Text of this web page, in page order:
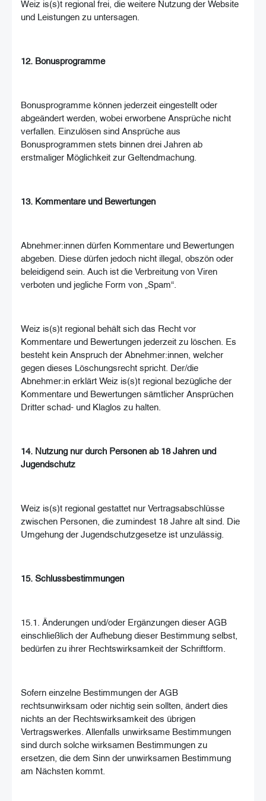
Weiz is(s)t regional frei, die weitere Nutzung der Website
und Leistungen zu untersagen.
12. Bonusprogramme
Bonusprogramme können jederzeit eingestellt oder
abgeändert werden, wobei erworbene Ansprüche nicht
verfallen. Einzulösen sind Ansprüche aus
Bonusprogrammen stets binnen drei Jahren ab
erstmaliger Möglichkeit zur Geltendmachung.
13. Kommentare und Bewertungen
Abnehmer:innen dürfen Kommentare und Bewertungen
abgeben. Diese dürfen jedoch nicht illegal, obszön oder
beleidigend sein. Auch ist die Verbreitung von Viren
verboten und jegliche Form von „Spam“.
Weiz is(s)t regional behält sich das Recht vor
Kommentare und Bewertungen jederzeit zu löschen. Es
besteht kein Anspruch der Abnehmer:innen, welcher
gegen dieses Löschungsrecht spricht. Der/die
Abnehmer:in erklärt Weiz is(s)t regional bezügliche der
Kommentare und Bewertungen sämtlicher Ansprüchen
Dritter schad- und Klaglos zu halten.
14. Nutzung nur durch Personen ab 18 Jahren und
Jugendschutz
Weiz is(s)t regional gestattet nur Vertragsabschlüsse
zwischen Personen, die zumindest 18 Jahre alt sind. Die
Umgehung der Jugendschutzgesetze ist unzulässig.
15. Schlussbestimmungen
15.1. Änderungen und/oder Ergänzungen dieser AGB
einschließlich der Aufhebung dieser Bestimmung selbst,
bedürfen zu ihrer Rechtswirksamkeit der Schriftform.
Sofern einzelne Bestimmungen der AGB
rechtsunwirksam oder nichtig sein sollten, ändert dies
nichts an der Rechtswirksamkeit des übrigen
Vertragswerkes. Allenfalls unwirksame Bestimmungen
sind durch solche wirksamen Bestimmungen zu
ersetzen, die dem Sinn der unwirksamen Bestimmung
am Nächsten kommt.